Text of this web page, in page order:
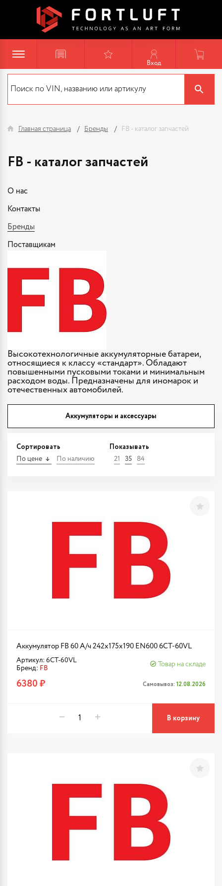
Вход
Главная страница Бренды FB - каталог запчастей
FB - каталог запчастей
О нас
Контакты
Бренды
Поставщикам
Высокотехнологичные аккумуляторные батареи,
относящиеся к классу «стандарт». Обладают
повышенными пусковыми токами и минимальным
расходом воды. Предназначены для иномарок и
отечественных автомобилей.
Аккумуляторы и аксессуары
Сортировать
По цене По наличию
Показывать
21 35 84
Аккумулятор FB 60 А/ч 242х175х190 EN600 6CT-60VL
Артикул: 6CT-60VL
Бренд: FB
Товар на складе
6380 ₽ Самовывоз: 12.08.2026
В корзину